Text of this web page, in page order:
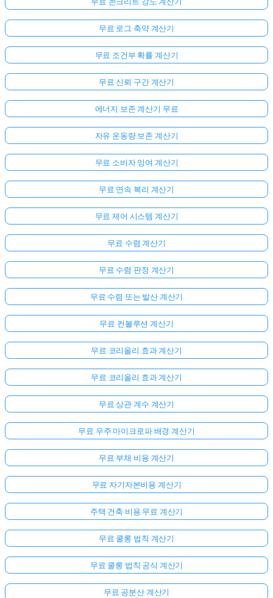
무료 로그 축약 계산기
무료 조건부 확률 계산기
무료 신뢰 구간 계산기
에너지 보존 계산기 무료
자유 운동량 보존 계산기
무료 소비자 잉여 계산기
무료 연속 복리 계산기
무료 제어 시스템 계산기
무료 수렴 계산기
무료 수렴 판정 계산기
무료 수렴 또는 발산 계산기
무료 컨볼루션 계산기
무료 코리올리 효과 계산기
무료 코리올리 효과 계산기
무료 상관 계수 계산기
무료 우주 마이크로파 배경 계산기
무료 부채 비용 계산기
무료 자기자본비용 계산기
주택 건축 비용 무료 계산기
무료 쿨롱 법칙 계산기
무료 쿨롱 법칙 공식 계산기
무료 공분산 계산기